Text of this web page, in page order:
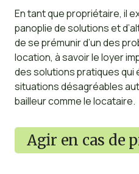
En tant que propriétaire, il
panoplie de solutions et
de se prémunir d’un des
location, à savoir le loyer
des solutions pratiques qui
situations désagréables
bailleur comme le locataire.
Agir en cas de